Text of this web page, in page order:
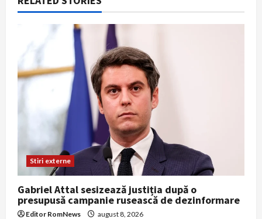
t
o
n
Stiri externe
Gabriel Attal sesizează justiția după o
presupusă campanie rusească de dezinformare
Editor RomNews august 8, 2026